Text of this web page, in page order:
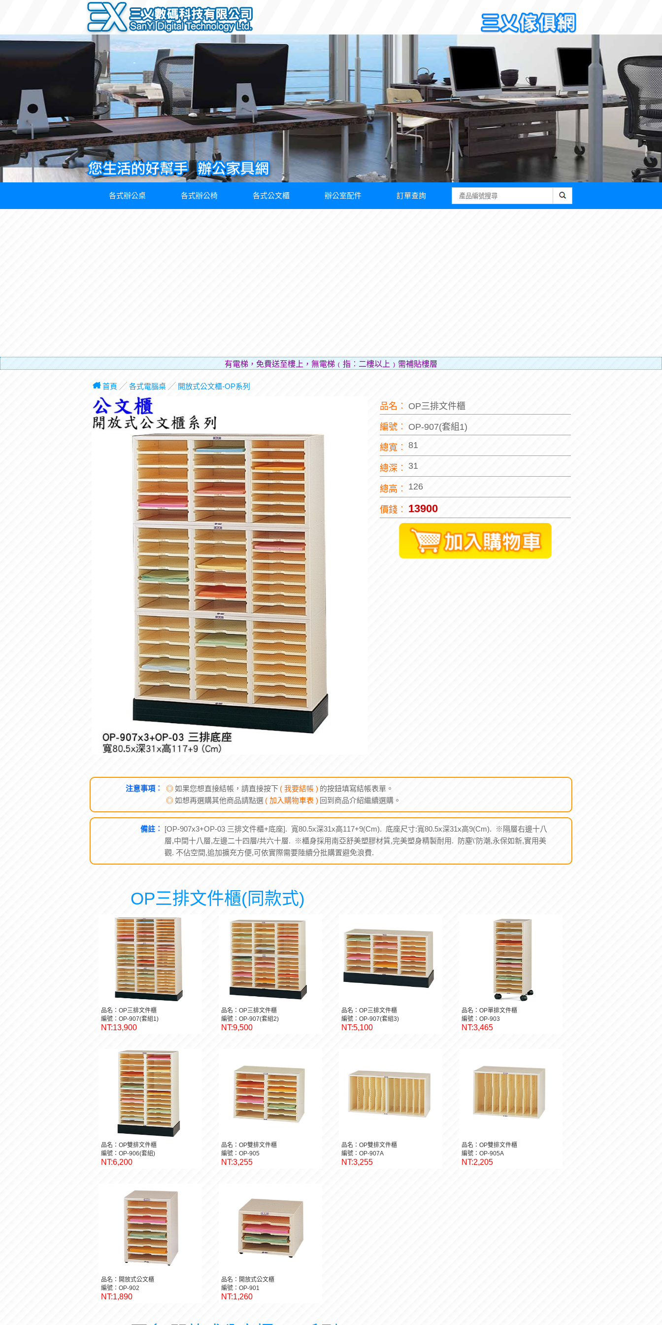
各式辦公桌 各式辦公椅 各式公文櫃 辦公室配件 訂單查詢
有電梯，免費送至樓上，無電梯﹙指︰二樓以上﹚需補貼樓層費用（貼補搬運人的辛
首頁 ╱ 各式電腦桌╱ 開放式公文櫃-OP系列
品名︰ OP三排文件櫃
編號︰ OP-907(套組1)
總寬︰ 81
總深︰ 31
總高︰ 126
價錢︰ 13900
注意事項︰ ◎如果您想直接結帳，請直接按下 ( 我要結帳 ) 的按鈕填寫結帳表單。
◎如想再選購其他商品請點選 ( 加入購物車表 ) 回到商品介紹繼續選購。
備註︰
[OP-907x3+OP-03 三排文件櫃+底座]. 寬80.5x深31x高117+9(Cm). 底座尺寸:寬80.5x深31x高9(Cm). ※隔層右邊十八
層,中間十八層,左邊二十四層/共六十層. ※櫃身採用南亞舒美塑膠材質,完美塑身精製耐用. 防塵\'防潮,永保如新,實用美
觀. 不佔空間,追加擴充方便,可依實際需要陸續分批購置避免浪費.
OP三排文件櫃(同款式)
品名：OP三排文件櫃
編號：OP-907(套組1)
NT:13,900
品名：OP三排文件櫃
編號：OP-907(套組2)
NT:9,500
品名：OP三排文件櫃
編號：OP-907(套組3)
NT:5,100
品名：OP單排文件櫃
編號：OP-903
NT:3,465
品名：OP雙排文件櫃
編號：OP-906(套組)
NT:6,200
品名：OP雙排文件櫃
編號：OP-905
NT:3,255
品名：OP雙排文件櫃
編號：OP-907A
NT:3,255
品名：OP雙排文件櫃
編號：OP-905A
NT:2,205
品名：開放式公文櫃
編號：OP-902
NT:1,890
品名：開放式公文櫃
編號：OP-901
NT:1,260